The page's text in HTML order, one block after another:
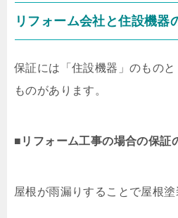
リフォーム会社と住設機器
保証には「住設機器」のもの
ものがあります。
■ リフォーム工事の場合の保証
屋根が雨漏りすることで屋根塗